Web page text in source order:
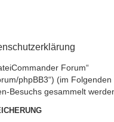
Forum“
phpBB3“) (im
Besuchs gesammelt